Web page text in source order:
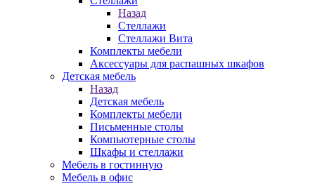
Назад
Стеллажи
Стеллажи Вита
Комплекты мебели
Аксессуары для распашных шкафов
Детская мебель
Назад
Детская мебель
Комплекты мебели
Письменные столы
Компьютерные столы
Шкафы и стеллажи
Мебель в гостинную
Мебель в офис